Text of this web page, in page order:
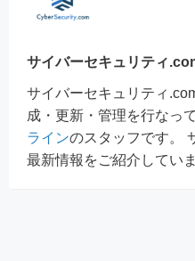
サイバーセキュリティ
サイバーセキュリティ
成・更新・管理を行なっ
ラインのスタッフです。
最新情報をご紹介していま